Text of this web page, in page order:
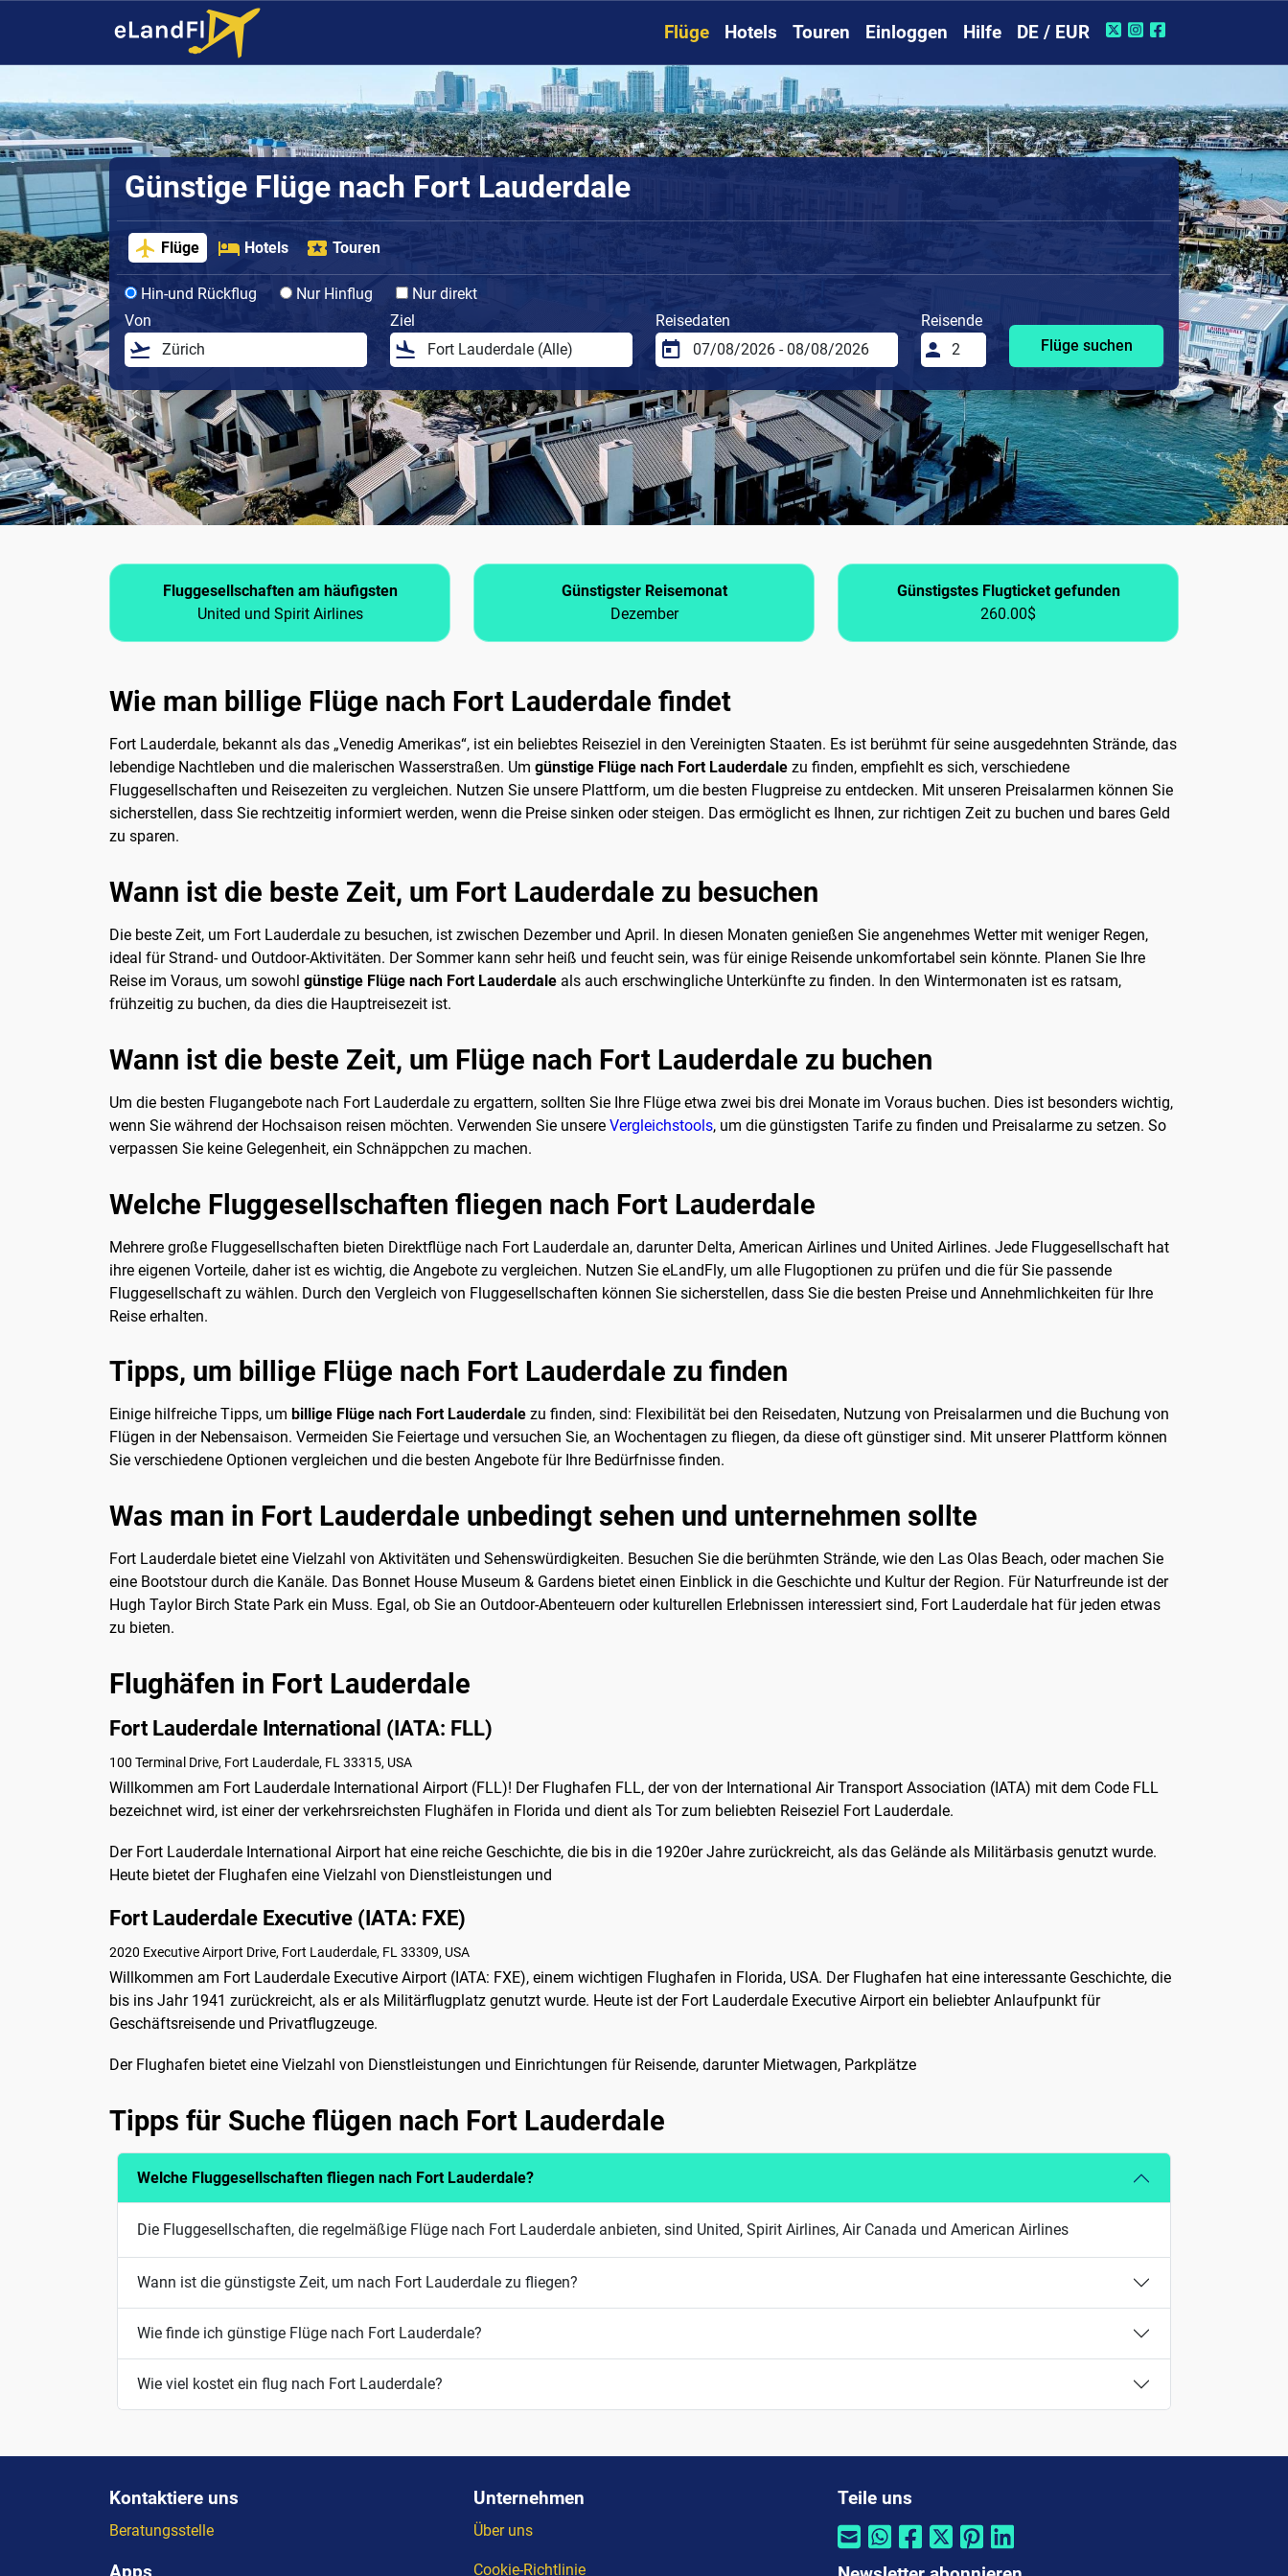
Flüge Hotels Touren Einloggen Hilfe DE / EUR
Günstige Flüge nach Fort Lauderdale
Flüge Hotels Touren
Hin-und Rückflug Nur Hinflug
Nur direkt
Von
Ziel Reisedaten
Reisende
Flüge suchen
Fluggesellschaften am häufigsten
United und Spirit Airlines
Günstigster Reisemonat
Dezember
Günstigstes Flugticket gefunden
260.00$
Wie man billige Flüge nach Fort Lauderdale findet
Fort Lauderdale, bekannt als das „Venedig Amerikas“, ist ein beliebtes Reiseziel in den Vereinigten Staaten. Es ist berühmt für seine ausgedehnten Strände, das
lebendige Nachtleben und die malerischen Wasserstraßen. Um günstige Flüge nach Fort Lauderdale zu finden, empfiehlt es sich, verschiedene
Fluggesellschaften und Reisezeiten zu vergleichen. Nutzen Sie unsere Plattform, um die besten Flugpreise zu entdecken. Mit unseren Preisalarmen können Sie
sicherstellen, dass Sie rechtzeitig informiert werden, wenn die Preise sinken oder steigen. Das ermöglicht es Ihnen, zur richtigen Zeit zu buchen und bares Geld
zu sparen.
Wann ist die beste Zeit, um Fort Lauderdale zu besuchen
Die beste Zeit, um Fort Lauderdale zu besuchen, ist zwischen Dezember und April. In diesen Monaten genießen Sie angenehmes Wetter mit weniger Regen,
ideal für Strand- und Outdoor-Aktivitäten. Der Sommer kann sehr heiß und feucht sein, was für einige Reisende unkomfortabel sein könnte. Planen Sie Ihre
Reise im Voraus, um sowohl günstige Flüge nach Fort Lauderdale als auch erschwingliche Unterkünfte zu finden. In den Wintermonaten ist es ratsam,
frühzeitig zu buchen, da dies die Hauptreisezeit ist.
Wann ist die beste Zeit, um Flüge nach Fort Lauderdale zu buchen
Um die besten Flugangebote nach Fort Lauderdale zu ergattern, sollten Sie Ihre Flüge etwa zwei bis drei Monate im Voraus buchen. Dies ist besonders wichtig,
wenn Sie während der Hochsaison reisen möchten. Verwenden Sie unsere Vergleichstools, um die günstigsten Tarife zu finden und Preisalarme zu setzen. So
verpassen Sie keine Gelegenheit, ein Schnäppchen zu machen.
Welche Fluggesellschaften fliegen nach Fort Lauderdale
Mehrere große Fluggesellschaften bieten Direktflüge nach Fort Lauderdale an, darunter Delta, American Airlines und United Airlines. Jede Fluggesellschaft hat
ihre eigenen Vorteile, daher ist es wichtig, die Angebote zu vergleichen. Nutzen Sie eLandFly, um alle Flugoptionen zu prüfen und die für Sie passende
Fluggesellschaft zu wählen. Durch den Vergleich von Fluggesellschaften können Sie sicherstellen, dass Sie die besten Preise und Annehmlichkeiten für Ihre
Reise erhalten.
Tipps, um billige Flüge nach Fort Lauderdale zu finden
Einige hilfreiche Tipps, um billige Flüge nach Fort Lauderdale zu finden, sind: Flexibilität bei den Reisedaten, Nutzung von Preisalarmen und die Buchung von
Flügen in der Nebensaison. Vermeiden Sie Feiertage und versuchen Sie, an Wochentagen zu fliegen, da diese oft günstiger sind. Mit unserer Plattform können
Sie verschiedene Optionen vergleichen und die besten Angebote für Ihre Bedürfnisse finden.
Was man in Fort Lauderdale unbedingt sehen und unternehmen sollte
Fort Lauderdale bietet eine Vielzahl von Aktivitäten und Sehenswürdigkeiten. Besuchen Sie die berühmten Strände, wie den Las Olas Beach, oder machen Sie
eine Bootstour durch die Kanäle. Das Bonnet House Museum & Gardens bietet einen Einblick in die Geschichte und Kultur der Region. Für Naturfreunde ist der
Hugh Taylor Birch State Park ein Muss. Egal, ob Sie an Outdoor-Abenteuern oder kulturellen Erlebnissen interessiert sind, Fort Lauderdale hat für jeden etwas
zu bieten.
Flughäfen in Fort Lauderdale
Fort Lauderdale International (IATA: FLL)
100 Terminal Drive, Fort Lauderdale, FL 33315, USA
Willkommen am Fort Lauderdale International Airport (FLL)! Der Flughafen FLL, der von der International Air Transport Association (IATA) mit dem Code FLL
bezeichnet wird, ist einer der verkehrsreichsten Flughäfen in Florida und dient als Tor zum beliebten Reiseziel Fort Lauderdale.
Der Fort Lauderdale International Airport hat eine reiche Geschichte, die bis in die 1920er Jahre zurückreicht, als das Gelände als Militärbasis genutzt wurde.
Heute bietet der Flughafen eine Vielzahl von Dienstleistungen und
Fort Lauderdale Executive (IATA: FXE)
2020 Executive Airport Drive, Fort Lauderdale, FL 33309, USA
Willkommen am Fort Lauderdale Executive Airport (IATA: FXE), einem wichtigen Flughafen in Florida, USA. Der Flughafen hat eine interessante Geschichte, die
bis ins Jahr 1941 zurückreicht, als er als Militärflugplatz genutzt wurde. Heute ist der Fort Lauderdale Executive Airport ein beliebter Anlaufpunkt für
Geschäftsreisende und Privatflugzeuge.
Der Flughafen bietet eine Vielzahl von Dienstleistungen und Einrichtungen für Reisende, darunter Mietwagen, Parkplätze
Tipps für Suche flügen nach Fort Lauderdale
Welche Fluggesellschaften fliegen nach Fort Lauderdale?
Die Fluggesellschaften, die regelmäßige Flüge nach Fort Lauderdale anbieten, sind United, Spirit Airlines, Air Canada und American Airlines
Wann ist die günstigste Zeit, um nach Fort Lauderdale zu fliegen?
Wie finde ich günstige Flüge nach Fort Lauderdale?
Wie viel kostet ein flug nach Fort Lauderdale?
Kontaktiere uns
Beratungsstelle
Unternehmen
Über uns
Cookie-Richtlinie
Teile uns